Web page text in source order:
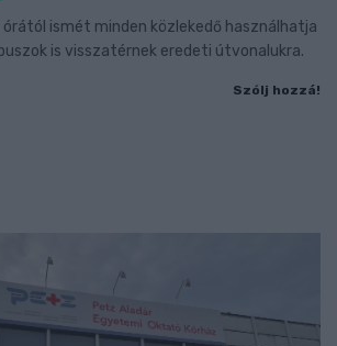
ismét minden közlekedő használhatja
is visszatérnek eredeti útvonalukra.
Szólj hozzá!